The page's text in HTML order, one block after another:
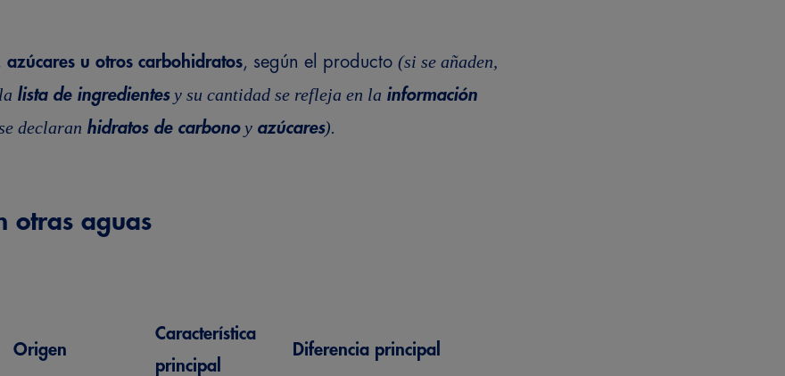
azúcares u otros carbohidratos, según el producto (si se añaden,
lista de ingredientesy su cantidad se refleja en la información
declaran hidratos de carbonoy azúcares).
otras aguas
Origen
Característica
principal
Diferencia principal